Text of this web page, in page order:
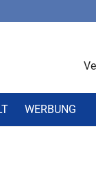
WERBUNG